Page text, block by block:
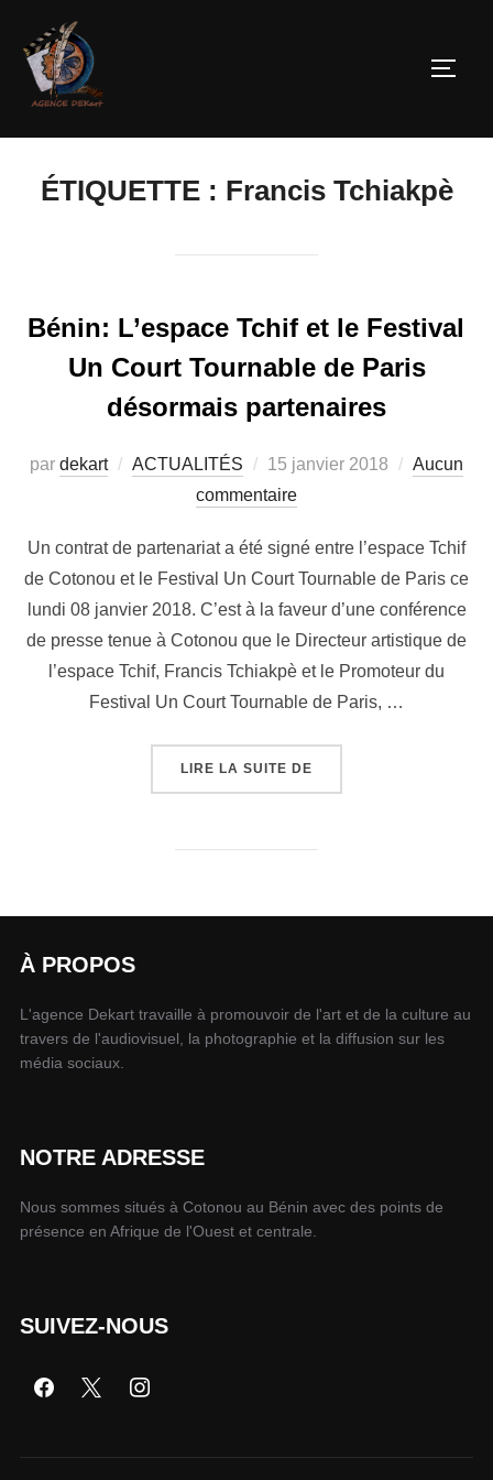
ÉTIQUETTE : Francis Tchiakpè
Bénin: L’espace Tchif et le Festival
Un Court Tournable de Paris
désormais partenaires
par dekart ACTUALITÉS 15 janvier 2018
Aucun
commentaire
Un contrat de partenariat a été signé entre l’espace Tchif
de Cotonou et le Festival Un Court Tournable de Paris ce
lundi 08 janvier 2018. C’est à la faveur d’une conférence
de presse tenue à Cotonou que le Directeur artistique de
l’espace Tchif, Francis Tchiakpè et le Promoteur du
Festival Un Court Tournable de Paris, …
LIRE LA SUITE DE
À PROPOS
L'agence Dekart travaille à promouvoir de l'art et de la culture au
travers de l'audiovisuel, la photographie et la diffusion sur les
média sociaux.
NOTRE ADRESSE
Nous sommes situés à Cotonou au Bénin avec des points de
présence en Afrique de l'Ouest et centrale.
SUIVEZ-NOUS